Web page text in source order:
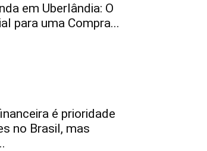
em Uberlândia: O
para uma Compra...
é prioridade
no Brasil, mas